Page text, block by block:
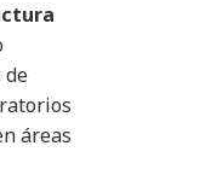
de
áreas